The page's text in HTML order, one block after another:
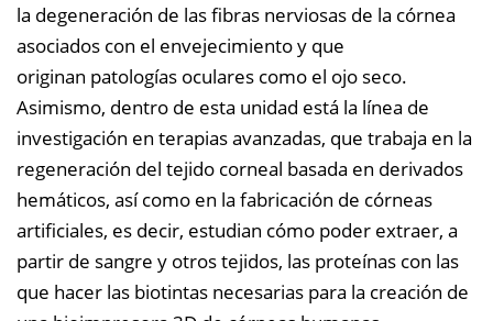
la degeneración de las fibras nerviosas de la córnea
asociados con el envejecimiento y que
originan patologías oculares como el ojo seco.
Asimismo, dentro de esta unidad está la línea de
investigación en terapias avanzadas, que trabaja en la
regeneración del tejido corneal basada en derivados
hemáticos, así como en la fabricación de córneas
artificiales, es decir, estudian cómo poder extraer, a
partir de sangre y otros tejidos, las proteínas con las
que hacer las biotintas necesarias para la creación de